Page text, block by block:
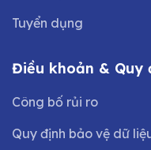
Tuyển dụng
Điều khoản & Quy
Công bố rủi ro
Quy định bảo vệ dữ